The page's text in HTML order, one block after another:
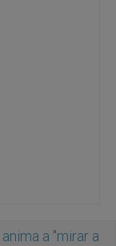
a "mirar a